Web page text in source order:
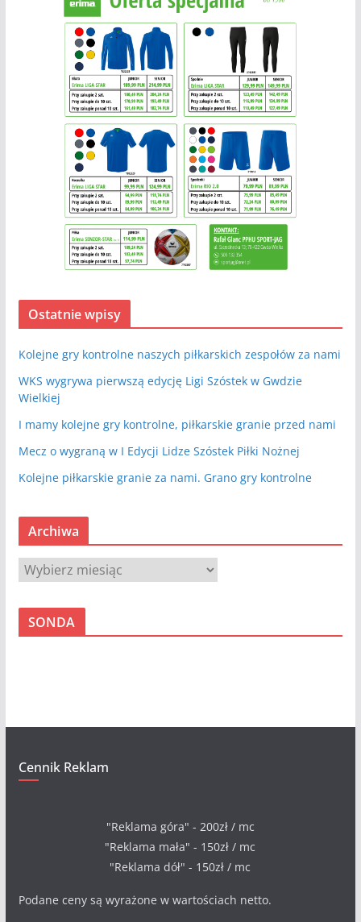
Ostatnie wpisy
Kolejne gry kontrolne naszych piłkarskich zespołów za nami
WKS wygrywa pierwszą edycję Ligi Szóstek w Gwdzie
Wielkiej
I mamy kolejne gry kontrolne, piłkarskie granie przed nami
Mecz o wygraną w I Edycji Lidze Szóstek Piłki Nożnej
Kolejne piłkarskie granie za nami. Grano gry kontrolne
Archiwa
A
r
c
SONDA
Cennik Reklam
"Reklama góra" - 200zł / mc
"Reklama mała" - 150zł / mc
"Reklama dół" - 150zł / mc
Podane ceny są wyrażone w wartościach netto.